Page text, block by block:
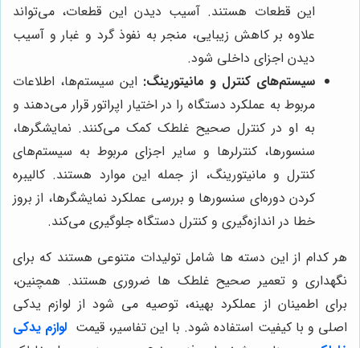
این قطعات هستند. آسیب دیدن این قطعات، می‌تواند
علاوه بر کاهش زیبایی، منجر به نفوذ گرد و غبار و آسیب
دیدن اجزای داخلی شود.
سیستم‌های کنترل و مانیتورینگ: این سیستم‌ها، اطلاعات
مربوط به عملکرد دستگاه را در اختیار اپراتور قرار می‌دهند و
به او در کنترل صحیح غلطک کمک می‌کنند. نمایشگرها،
سنسورها، کنترلرها و سایر اجزای مربوط به سیستم‌های
کنترل و مانیتورینگ، از جمله این موارد هستند. کالیبره
کردن دوره‌ای سنسورها و بررسی عملکرد نمایشگرها، از بروز
خطا در اندازه‌گیری و کنترل دستگاه جلوگیری می‌کند.
هر کدام از این دسته ها شامل تولیدات متنوعی هستند که برای
نگهداری و تعمیر صحیح غلطک ها ضروری هستند. همچنین،
برای اطمینان از عملکرد بهینه، توصیه می شود از لوازم یدکی
اصلی و با کیفیت استفاده شود. با این تفاسیر، قیمت لوازم یدکی